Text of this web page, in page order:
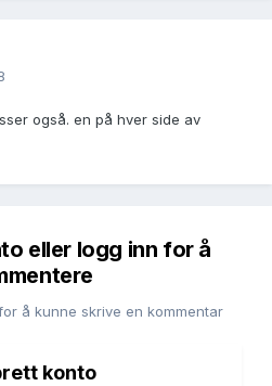
også. en på hver side av
eller logg inn for å
å kunne skrive en kommentar
konto